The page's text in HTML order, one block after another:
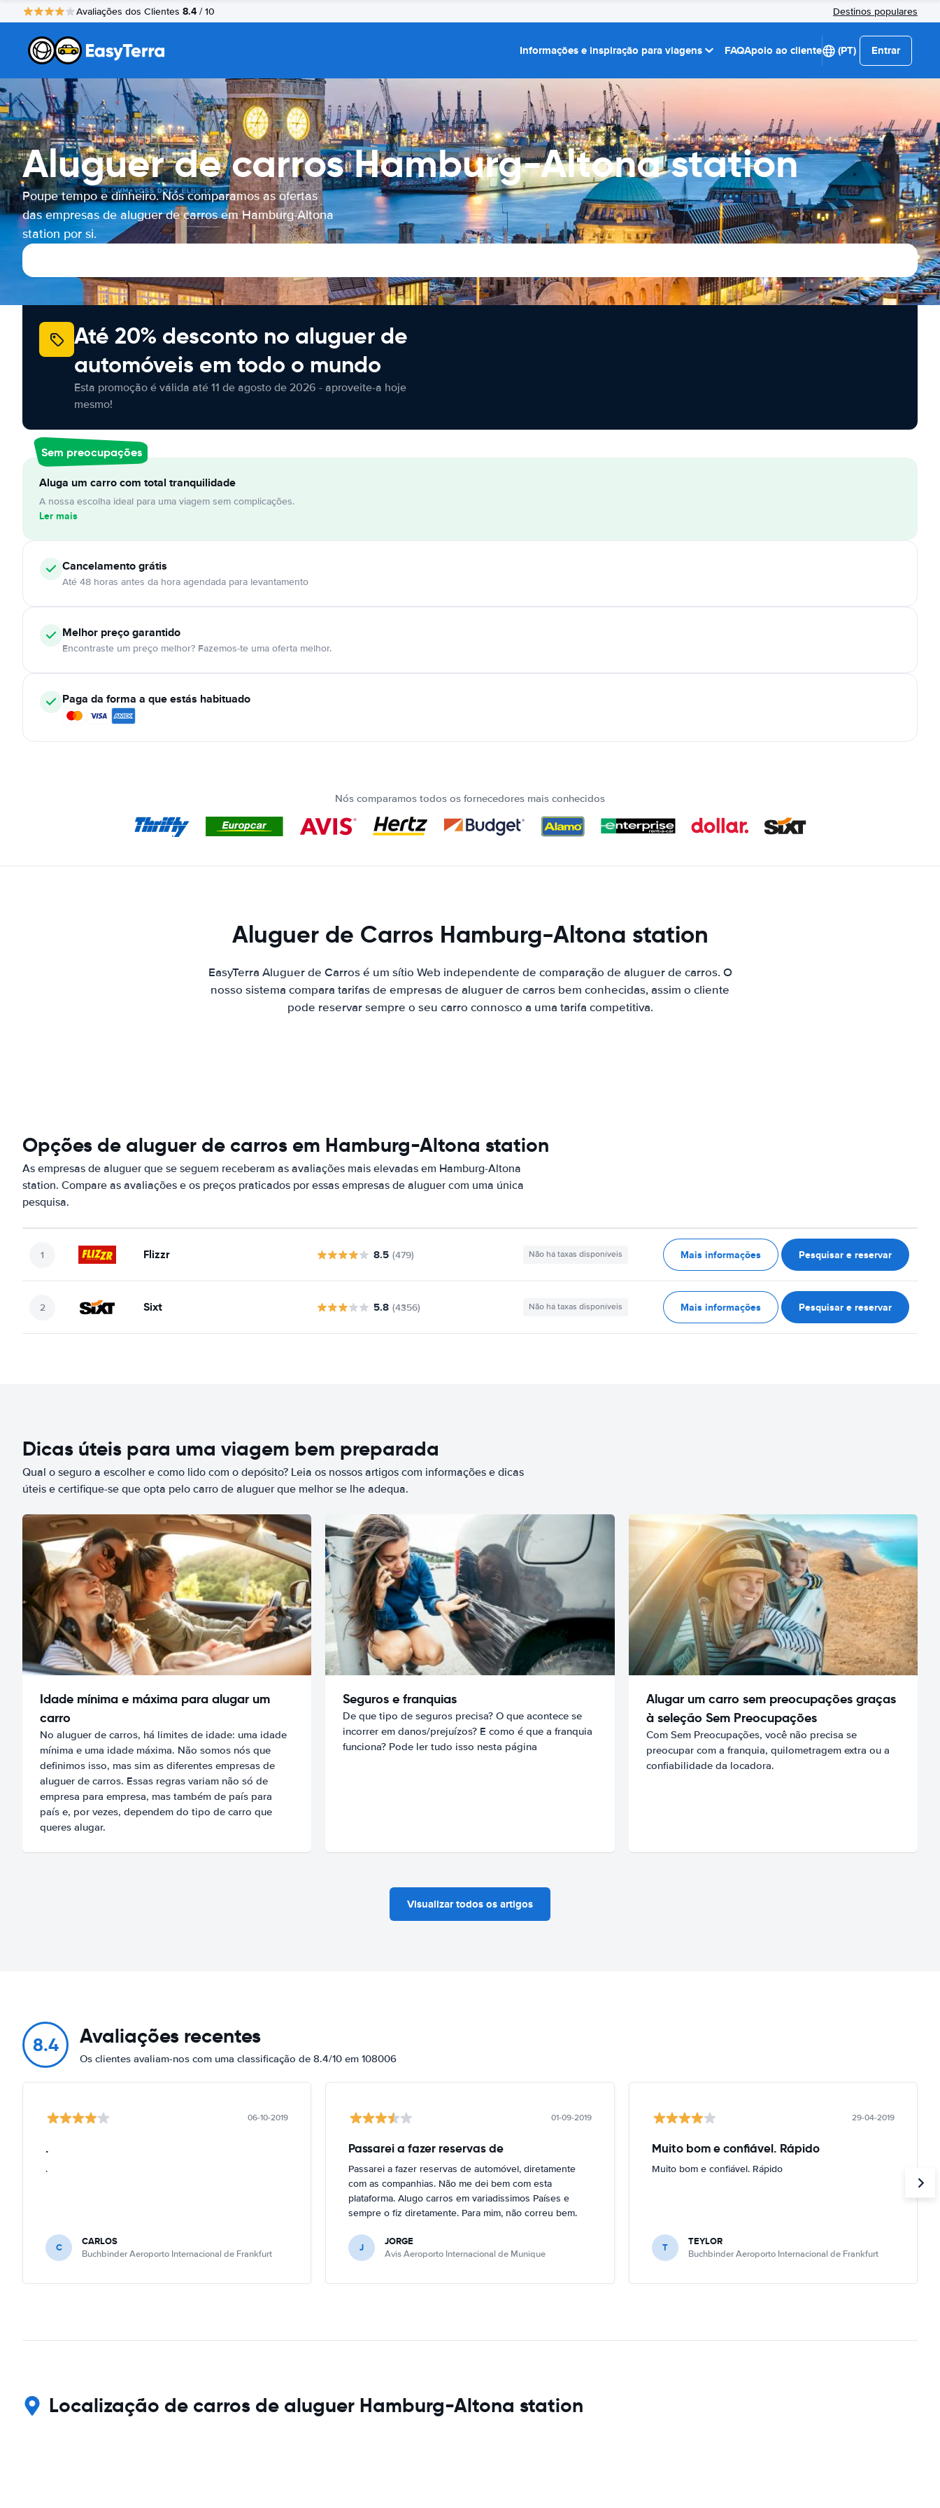
Avaliações dos Clientes 8.4 / 10 Destinos populares
Informações e inspiração para viagens FAQApoio ao cliente (PT) Entrar
Aluguer de carros Hamburg-Altona station
Poupe tempo e dinheiro. Nós comparamos as ofertas
das empresas de aluguer de carros em Hamburg-Altona
station por si.
Até 20% desconto no aluguer de
automóveis em todo o mundo
Esta promoção é válida até 11 de agosto de 2026 - aproveite-a hoje
mesmo!
Sem preocupações
Aluga um carro com total tranquilidade
A nossa escolha ideal para uma viagem sem complicações.
Ler mais
Cancelamentográtis
Até 48 horas antes da hora agendada para levantamento
Melhor preço garantido
Encontraste um preço melhor? Fazemos-te uma oferta melhor.
Paga da forma a que estás habituado
Nós comparamos todos os fornecedores mais conhecidos
Aluguer de Carros Hamburg-Altona station
EasyTerra Aluguer de Carros é um sítio Web independente de comparação de aluguer de carros. O
nosso sistema compara tarifas de empresas de aluguer de carros bem conhecidas, assim o cliente
pode reservar sempre o seu carro connosco a uma tarifa competitiva.
Opções de aluguer de carros em Hamburg-Altona station
As empresas de aluguer que se seguem receberam as avaliações mais elevadas em Hamburg-Altona
station. Compare as avaliações e os preços praticados por essas empresas de aluguer com uma única
pesquisa.
Flizzr 8.5 (479) Não há taxas disponíveis Mais informações Pesquisar e reservar
Sixt 5.8 (4356) Não há taxas disponíveis Mais informações Pesquisar e reservar
Dicas úteis para uma viagem bem preparada
Qual o seguro a escolher e como lido com o depósito? Leia os nossos artigos com informações e dicas
úteis e certifique-se que opta pelo carro de aluguer que melhor se lhe adequa.
Idade mínima e máxima para alugar um
carro
No aluguer de carros, há limites de idade: uma idade
mínima e uma idade máxima. Não somos nós que
definimos isso, mas sim as diferentes empresas de
aluguer de carros. Essas regras variam não só de
empresa para empresa, mas também de país para
país e, por vezes, dependem do tipo de carro que
queres alugar.
Seguros e franquias
De que tipo de seguros precisa? O que acontece se
incorrer em danos/prejuízos? E como é que a franquia
funciona? Pode ler tudo isso nesta página
Alugar um carro sem preocupações graças
à seleção Sem Preocupações
Com Sem Preocupações, você não precisa se
preocupar com a franquia, quilometragem extra ou a
confiabilidade da locadora.
Visualizar todos os artigos
8.4 Avaliações recentes
Os clientes avaliam-nos com uma classificação de 8.4/10 em 108006
06-10-2019
.
.
C CARLOS
Buchbinder Aeroporto Internacional de Frankfurt
01-09-2019
Passarei a fazer reservas de
Passarei a fazer reservas de automóvel, diretamente
com as companhias. Não me dei bem com esta
plataforma. Alugo carros em variadissimos Países e
sempre o fiz diretamente. Para mim, não correu bem.
J JORGE
Avis Aeroporto Internacional de Munique
29-04-2019
Muito bom e confiável. Rápido
Muito bom e confiável. Rápido
T TEYLOR
Buchbinder Aeroporto Internacional de Frankfurt
Localização de carros de aluguer Hamburg-Altona station